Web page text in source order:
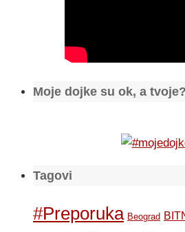
Moje dojke su ok, a tvoje?
Tagovi
#Preporuka Beograd